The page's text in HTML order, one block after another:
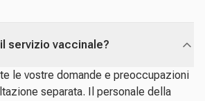
servizio vaccinale?
le vostre domande e preoccupazioni
separata. Il personale della